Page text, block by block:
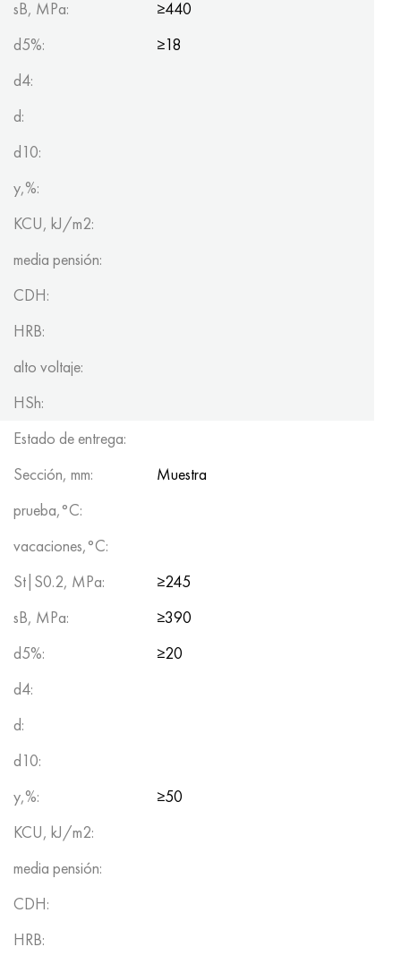
sB, MPa:
≥440
d5%:
≥18
d4:
d:
d10:
y,%:
KCU, kJ/m2:
media pensión:
CDH:
HRB:
alto voltaje:
HSh:
Estado de entrega:
Sección, mm:
Muestra
prueba,°C:
vacaciones,°C:
St|S0.2, MPa:
≥245
sB, MPa:
≥390
d5%:
≥20
d4:
d:
d10:
y,%:
≥50
KCU, kJ/m2:
media pensión:
CDH:
HRB: